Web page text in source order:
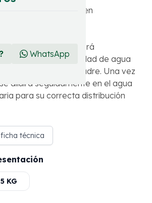
WhatsApp
presenta formulado en
aplicación se disolverá
en una cantidad de agua
hacer una solución madre. Una vez
diluirá seguidamente en el agua
para su correcta distribución
técnica
5 KG